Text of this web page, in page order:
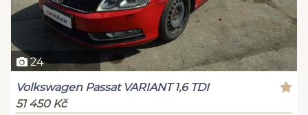
24
Volkswagen Passat VARIANT 1,6 TDI
51 450 Kč